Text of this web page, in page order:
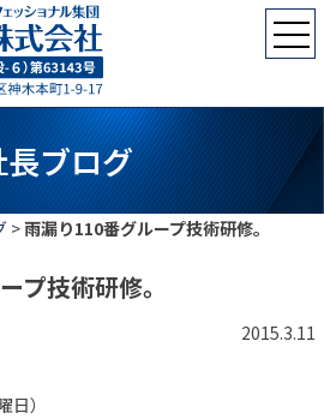
ブログ
> 雨漏り110番グループ技術研修。
プ技術研修。
2015.3.11
）